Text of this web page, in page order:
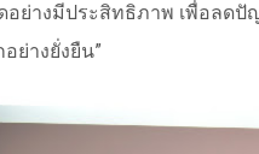
อย่างมีประสิทธิภาพ เพื่อลด
ย่างยั่งยืน”